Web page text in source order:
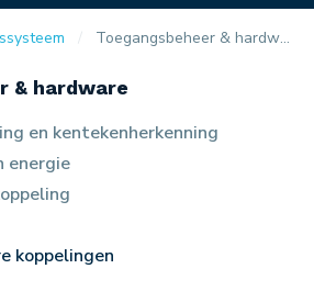
Toegangsbeheer & hardware
& hardware
en kentekenherkenning
energie
koppelingen